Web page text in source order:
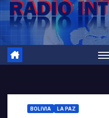
BOLIVIA LA PAZ